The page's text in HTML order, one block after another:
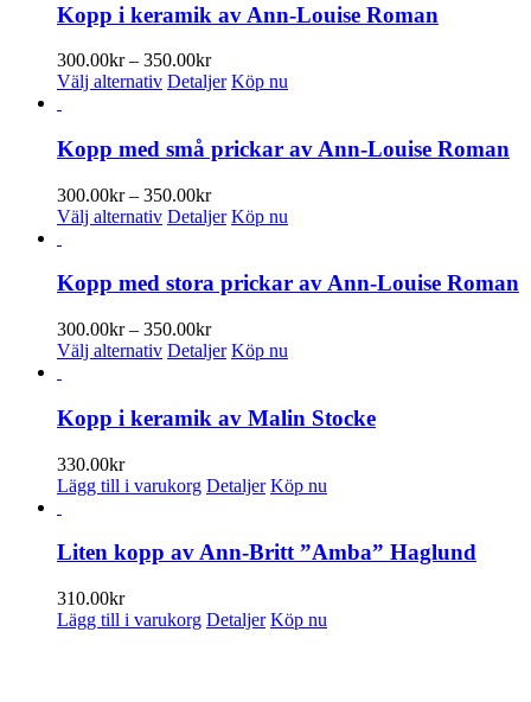
väljas
produktsidan
Kopp i keramik av Ann-Louise Roman
300.00kr – 350.00krPrisintervall:
300.00kr
Välj alternativ Den
har
flera
varianter.
De
olika
väljas
produktsidan
Detaljer Köp nu
Kopp med små prickar av Ann-Louise Roman
300.00kr – 350.00krPrisintervall:
300.00kr
Välj alternativ Den
har
varianter.
De
olika
väljas
Detaljer Köp nu
Kopp med stora prickar av Ann-Louise Roman
300.00kr – 350.00krPrisintervall:
300.00kr
Välj alternativ Den
har
flera
De
olika
väljas
Detaljer Köp nu
Kopp i keramik av Malin Stocke
330.00kr
Lägg till i varukorg Detaljer Köp nu
Liten kopp av Ann-Britt ”Amba” Haglund
310.00kr
Lägg till i varukorg Detaljer Köp nu